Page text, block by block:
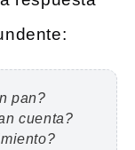
pan?
cuenta?